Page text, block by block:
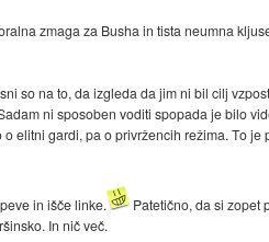
zmaga za Busha in tista neumna
so na to, da izgleda da jim ni bil cilj
ni sposoben voditi spopada je bilo
elitni gardi, pa o privržencih režima. To
in išče linke.
Patetično, da si zopet
In nič več.